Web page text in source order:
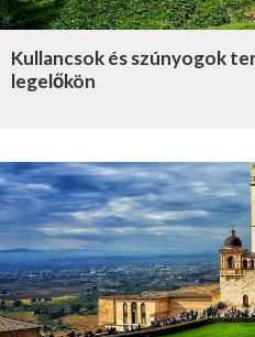
Kullancsok és szúnyogok
legelőkön